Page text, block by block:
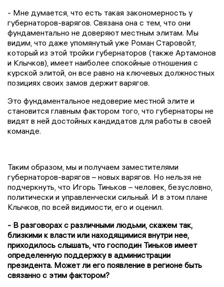
- Мне думается, что есть такая закономерность у
губернаторов-варягов. Связана она с тем, что они
фундаментально не доверяют местным элитам. Мы
видим, что даже упомянутый уже Роман Старовойт,
который из этой тройки губернаторов (также Артамонов
и Клычков), имеет наиболее спокойные отношения с
курской элитой, он все равно на ключевых должностных
позициях своих замов держит варягов.
Это фундаментальное недоверие местной элите и
становится главным фактором того, что губернаторы не
видят в ней достойных кандидатов для работы в своей
команде.
Таким образом, мы и получаем заместителями
губернаторов-варягов – новых варягов. Но нельзя не
подчеркнуть, что Игорь Тиньков – человек, безусловно,
политически и управленчески сильный. И в этом плане
Клычков, по всей видимости, его и оценил.
- В разговорах с различными людьми, скажем так,
близкими к власти или находящимися внутри нее,
приходилось слышать, что господин Тиньков имеет
определенную поддержку в администрации
президента. Может ли его появление в регионе быть
связанно с этим фактором?